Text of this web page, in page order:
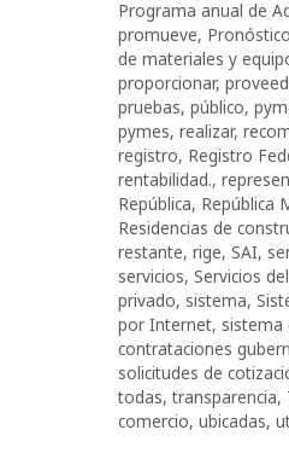
Programa anual de
promueve,
de materiales y
proporcionar,
pruebas, público,
pymes, realizar,
registro, Registro
rentabilidad.,
República, República
Residencias de
restante, rige, SAI,
servicios, Servicios
privado, sistema,
por Internet, sistema
contrataciones
solicitudes de
todas,transparencia,
comercio, ubicadas,